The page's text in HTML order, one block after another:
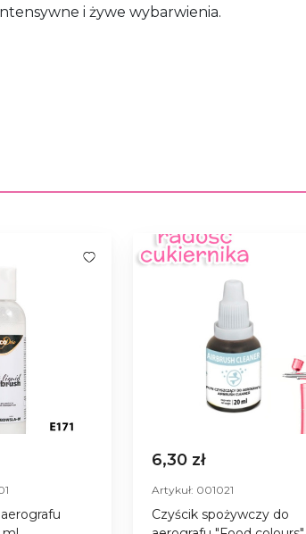
i żywe wybarwienia.
6,30 zł
Artykuł: 001021
Czyścik spożywczy do